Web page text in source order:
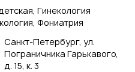
Гинекология
Фониатрия
Санкт-Петербург, ул.
Пограничника Гарькавого,
д. 15, к. 3